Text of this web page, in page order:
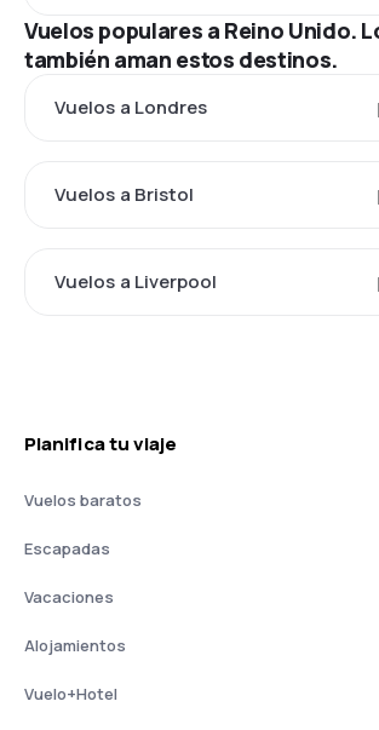
Vuelos populares a Reino Unido.
también aman estos destinos.
Vuelos a Londres
Vuelos a Bristol
Vuelos a Liverpool
Planifica tu viaje
Vuelos baratos
Escapadas
Vacaciones
Alojamientos
Vuelo+Hotel